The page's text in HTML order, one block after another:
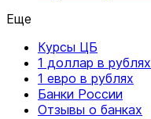
Еще
Курсы ЦБ
1 доллар в рублях
1 евро в рублях
Банки России
Отзывы о банках